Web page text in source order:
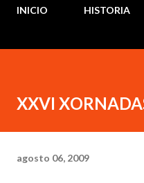
INICIO
HISTORIA
XXVI
agosto 06, 2009